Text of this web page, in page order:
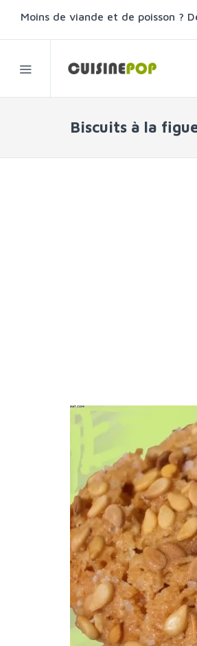
Moins de viande et de poisson ?
Biscuits à la